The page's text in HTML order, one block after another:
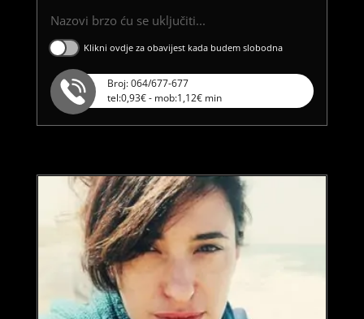
Nazovi brzo ću se uključiti...
Klikni ovdje za obavijest kada budem slobodna
Broj: 064/677-677
tel:0,93€ - mob:1,12€ min